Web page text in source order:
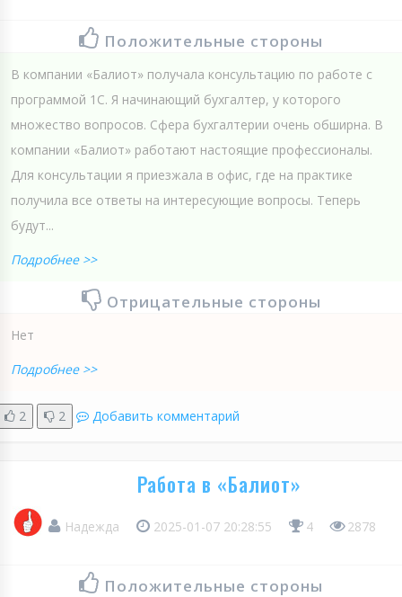
Положительные стороны
В компании «Балиот» получала консультацию по работе с
программой 1С. Я начинающий бухгалтер, у которого
множество вопросов. Сфера бухгалтерии очень обширна. В
компании «Балиот» работают настоящие профессионалы.
Для консультации я приезжала в офис, где на практике
получила все ответы на интересующие вопросы. Теперь
будут...
Подробнее >>
Отрицательные стороны
Нет
Подробнее >>
2 2 Добавить комментарий
Работа в «Балиот»
Надежда 2025-01-07 20:28:55 4 2878
Положительные стороны